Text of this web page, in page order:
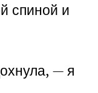
спиной и
— я